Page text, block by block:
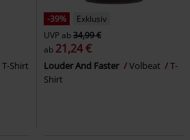
T-Shirt
-39%
Exklusiv
UVPab34,99 €
ab 21,24 €
Louder And Faster Volbeat
T-
Shirt